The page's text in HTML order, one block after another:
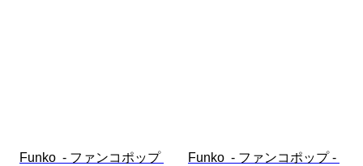
Funko  - ファンコポップ
Funko  - ファンコポップ -